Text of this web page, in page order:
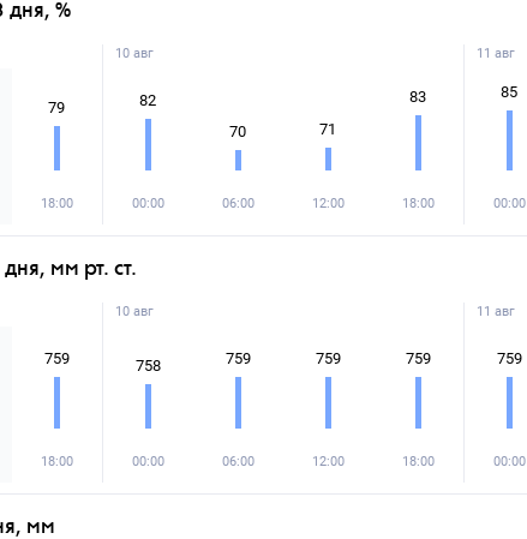
дня, %
79
18:00
10 авг
82
00:00
70
06:00
71
12:00
83
18:00
11 авг
85
00:00
мм рт. ст.
759
18:00
10 авг
758
00:00
759
06:00
759
12:00
759
18:00
11 авг
759
00:00
мм